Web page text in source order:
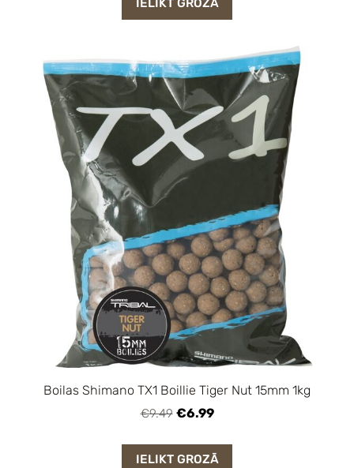
IELIKT GROZĀ
Boilas Shimano TX1 Boillie Tiger Nut 15mm 1kg
€9.49 €6.99
IELIKT GROZĀ